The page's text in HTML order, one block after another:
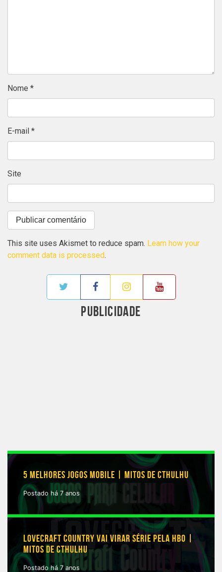
Nome *
E-mail *
Site
This site uses Akismet to reduce spam. Learn how your
comment data is processed.
PUBLICIDADE
5 MELHORES JOGOS MOBILE | MITOS DE CTHULHU
Postado há 7 anos
LOVECRAFT COUNTRY VAI VIRAR SÉRIE PELA HBO |
MITOS DE CTHULHU
Postado há 7 anos